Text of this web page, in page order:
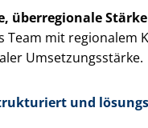
überregionale Stärke
Team mit regionalem
Umsetzungsstärke.
und